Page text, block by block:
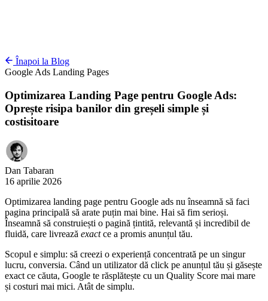
Înapoi la Blog
Google Ads Landing Pages
Optimizarea Landing Page pentru Google Ads:
Oprește risipa banilor din greșeli simple și
costisitoare
Dan Tabaran
16 aprilie 2026
Optimizarea landing page pentru Google ads nu înseamnă să faci
pagina principală să arate puțin mai bine. Hai să fim serioși.
Înseamnă să construiești o pagină țintită, relevantă și incredibil de
fluidă, care livrează exactce a promis anunțul tău.
Scopul e simplu: să creezi o experiență concentrată pe un singur
lucru, conversia. Când un utilizator dă click pe anunțul tău și găsește
exact ce căuta, Google te răsplătește cu un Quality Score mai mare
și costuri mai mici. Atât de simplu.